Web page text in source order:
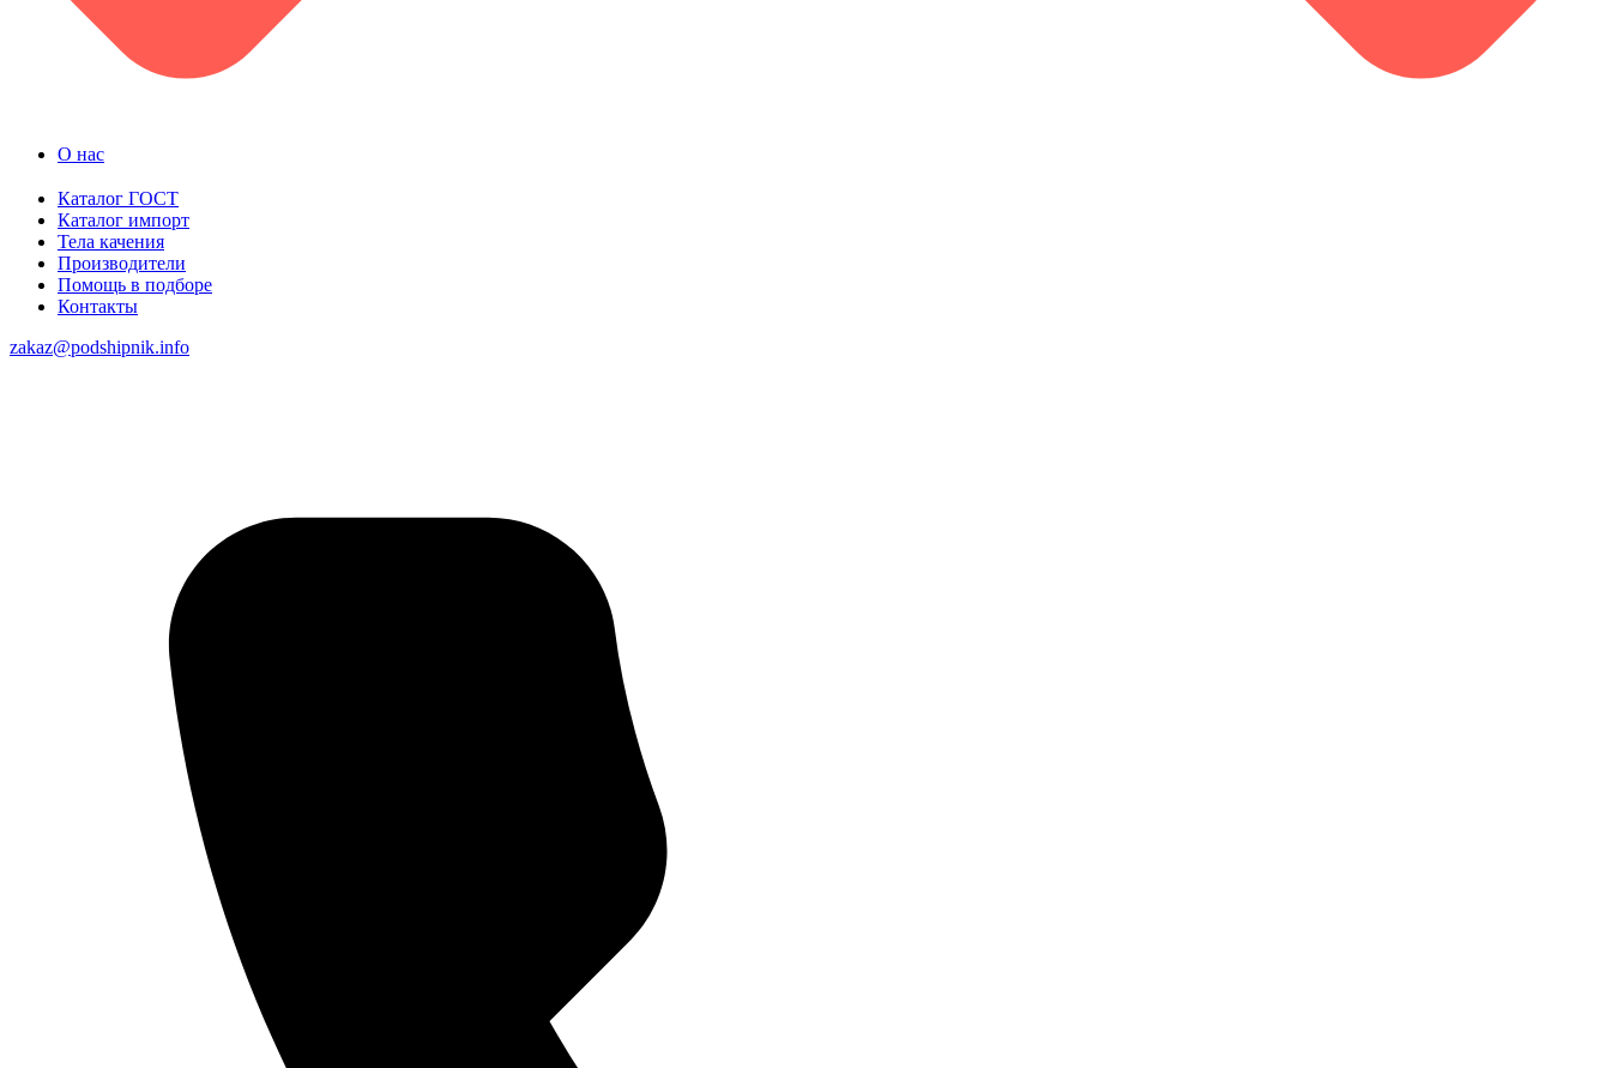
О нас
Каталог ГОСТ
Каталог импорт
Тела качения
Производители
Помощь в подборе
Контакты
zakaz@podshipnik.info